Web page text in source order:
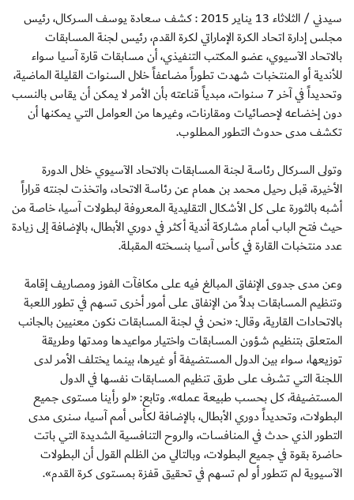
سيدني / الثلاثاء 13 يناير 2015 : كشف سعادة يوسف السركال، رئيس
مجلس إدارة اتحاد الكرة الإماراتي لكرة القدم، رئيس لجنة المسابقات
بالاتحاد الآسيوي، عضو المكتب التنفيذي، أن مسابقات قارة آسيا سواء
للأندية أو المنتخبات شهدت تطوراً مضاعفاً خلال السنوات القليلة الماضية،
وتحديداً في آخر 7 سنوات، مبدياً قناعته بأن الأمر لا يمكن أن يقاس بالنسب
دون إخضاعه لإحصائيات ومقارنات، وغيرها من العوامل التي يمكنها أن
تكشف مدى حدوث التطور المطلوب.
وتولى السركال رئاسة لجنة المسابقات بالاتحاد الآسيوي خلال الدورة
الأخيرة، قبل رحيل محمد بن همام عن رئاسة الاتحاد، واتخذت لجنته قراراً
أشبه بالثورة على كل الأشكال التقليدية المعروفة لبطولات آسيا، خاصة من
حيث فتح الباب أمام مشاركة أندية أكثر في دوري الأبطال، بالإضافة إلى زيادة
عدد منتخبات القارة في كأس آسيا بنسخته المقبلة.
وعن مدى جدوى الإنفاق المبالغ فيه على مكافآت الفوز ومصاريف إقامة
وتنظيم المسابقات بدلاً من الإنفاق على أمور أخرى تسهم في تطور اللعبة
بالاتحادات القارية، وقال: «نحن في لجنة المسابقات نكون معنيين بالجانب
المتعلق بتنظيم شؤون المسابقات واختيار مواعيدها ومدتها وطريقة
توزيعها، سواء بين الدول المستضيفة أو غيرها، بينما يختلف الأمر لدى
اللجنة التي تشرف على طرق تنظيم المسابقات نفسها في الدول
المستضيفة، كل بحسب طبيعة عمله». وتابع: «لو رأينا مستوى جميع
البطولات، وتحديداً دوري الأبطال، بالإضافة لكأس أمم آسيا، سنرى مدى
التطور الذي حدث في المنافسات، والروح التنافسية الشديدة التي باتت
حاضرة بقوة في جميع البطولات، وبالتالي من الظلم القول أن البطولات
الآسيوية لم تتطور أو لم تسهم في تحقيق قفزة بمستوى كرة القدم».